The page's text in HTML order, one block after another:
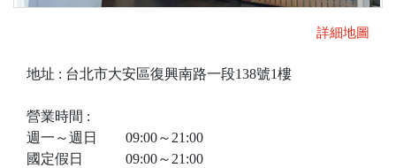
詳細地圖
地址 : 台北市大安區復興南路一段138號1樓
營業時間 :
週一～週日 09:00～21:00
國定假日 09:00～21:00